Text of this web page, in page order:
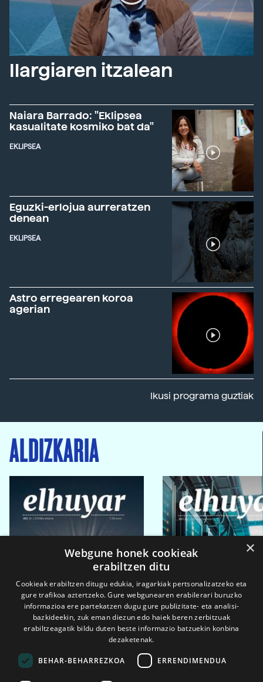
Ilargiaren itzalean
Naiara Barrado: "Eklipsea
kasualitate kosmiko bat da"
EKLIPSEA
Eguzki-erlojua aurreratzen
denean
EKLIPSEA
Astro erregearen koroa
agerian
Ikusi programa guztiak
ALDIZKARIA
×
Webgune honek cookieak
erabiltzen ditu
Cookieak erabiltzen ditugu edukia, iragarkiak pertsonalizatzeko eta
gure trafikoa aztertzeko. Gure webgunearen erabilerari buruzko
informazioa ere partekatzen dugu gure publizitate- eta analisi-
bazkideekin, zuk eman diezun edo haiek beren zerbitzuak
erabiltzeagatik bildu duten beste informazio batzuekin konbina
dezaketenak.
BEHAR-BEHARREZKOA ERRENDIMENDUA